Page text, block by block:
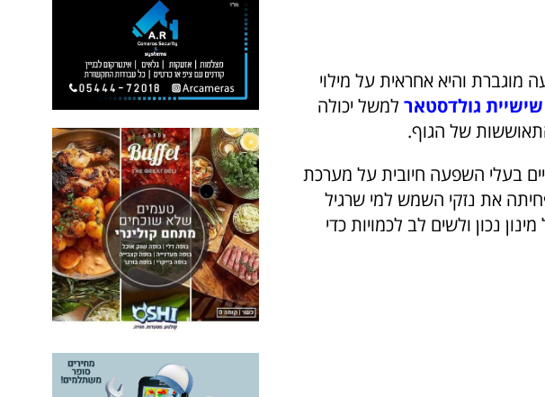
מוגברת והיא אחראית על מילוי
שישיית גולדסטאר למשל יכולה
של הגוף.
בעלי השפעה חיובית על מערכת
את נזקי השמש למי שרגיל
נכון ולשים לב לכמויות כדי